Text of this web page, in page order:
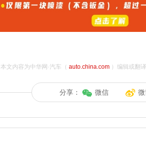
本文内容为中华网·汽车（ auto.china.com）编辑或翻译
分享： 微信